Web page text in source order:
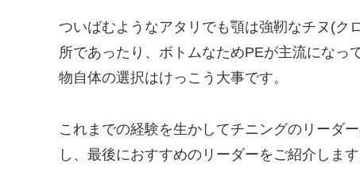
ついばむようなアタリでも顎は強靭なチヌ(ク
所であったり、ボトムなためPEが主流になっ
物自体の選択はけっこう大事です。
これまでの経験を生かしてチニングのリーダ
し、最後におすすめのリーダーをご紹介します